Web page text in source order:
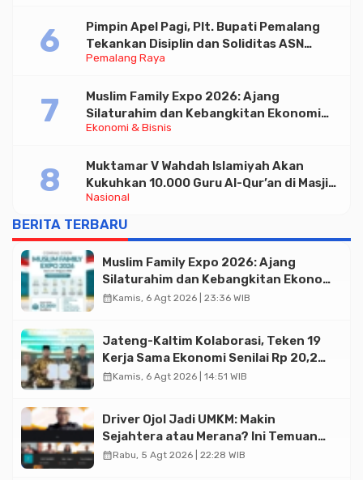
Pemalang Raya
Pimpin Apel Pagi, Plt. Bupati Pemalang
Tekankan Disiplin dan Soliditas ASN
untuk Pelayanan Publik
Ekonomi & Bisnis
Muslim Family Expo 2026: Ajang
Silaturahim dan Kebangkitan Ekonomi
Halal di Jakarta
Nasional
Muktamar V Wahdah Islamiyah Akan
Kukuhkan 10.000 Guru Al-Qur’an di Masjid
Istiqlal
BERITA TERBARU
Muslim Family Expo 2026: Ajang
Silaturahim dan Kebangkitan Ekonomi
Halal di Jakarta
calendar_monthKamis, 6 Agt 2026 | 23:36 WIB
Jateng-Kaltim Kolaborasi, Teken 19
Kerja Sama Ekonomi Senilai Rp 20,2
Triliun
calendar_monthKamis, 6 Agt 2026 | 14:51 WIB
Driver Ojol Jadi UMKM: Makin
Sejahtera atau Merana? Ini Temuan
Diskusi Paramadina
calendar_monthRabu, 5 Agt 2026 | 22:28 WIB